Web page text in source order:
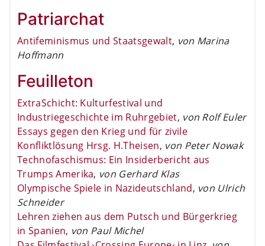
Patriarchat
Antifeminismus und Staatsgewalt, von Marina
Hoffmann
Feuilleton
ExtraSchicht: Kulturfestival und
Industriegeschichte im Ruhrgebiet, von Rolf Euler
Essays gegen den Krieg und für zivile
Konfliktlösung Hrsg. H.Theisen, von Peter Nowak
Technofaschismus: Ein Insiderbericht aus
Trumps Amerika, von Gerhard Klas
Olympische Spiele in Nazideutschland, von Ulrich
Schneider
Lehren ziehen aus dem Putsch und Bürgerkrieg
in Spanien, von Paul Michel